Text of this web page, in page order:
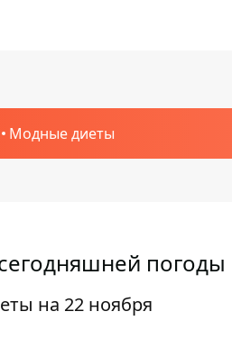
Модные диеты
погоды
на 22 ноября